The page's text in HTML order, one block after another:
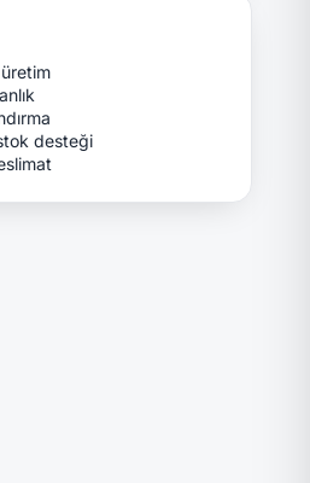
desteği